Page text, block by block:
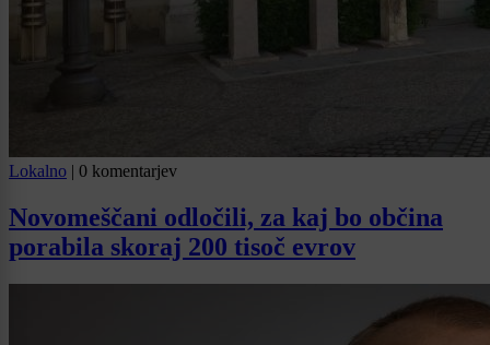
Lokalno | 0 komentarjev
Novomeščani odločili, za kaj bo občina
porabila skoraj 200 tisoč evrov